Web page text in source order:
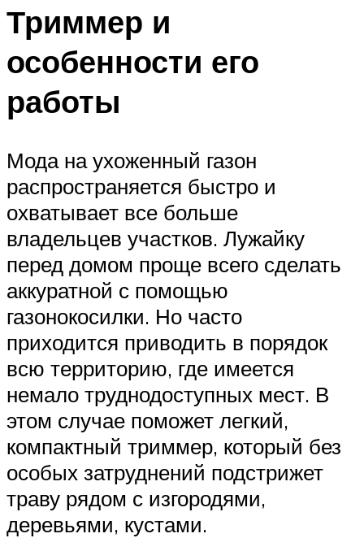
Триммер и
особенности его
работы
Мода на ухоженный газон
распространяется быстро и
охватывает все больше
владельцев участков. Лужайку
перед домом проще всего сделать
аккуратной с помощью
газонокосилки. Но часто
приходится приводить в порядок
всю территорию, где имеется
немало труднодоступных мест. В
этом случае поможет легкий,
компактный триммер, который без
особых затруднений подстрижет
траву рядом с изгородями,
деревьями, кустами.